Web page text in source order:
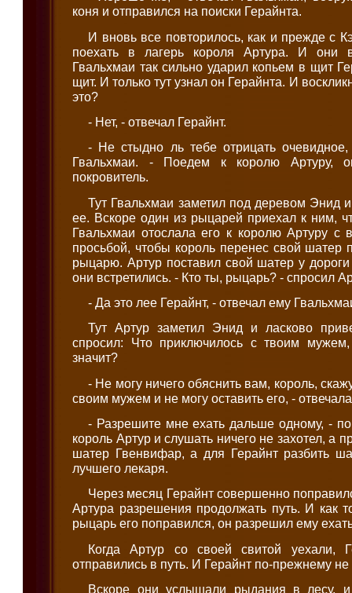
коня и отправился на поиски Герайнта.
И вновь все повторилось, как и прежде с
поехать в лагерь короля Артура. И они
Гвальхмаи так сильно ударил копьем в щит
щит. И только тут узнал он Герайнта. И
это?
- Нет, - отвечал Герайнт.
- Не стыдно ль тебе отрицать
Гвальхмаи. - Поедем к королю Артуру,
покровитель.
Тут Гвальхмаи заметил под деревом Энид
ее. Вскоре один из рыцарей приехал к ним,
Гвальхмаи отослала его к королю Артуру с
просьбой, чтобы король перенес свой шатер
рыцарю. Артур поставил свой шатер у дороги
они встретились. - Кто ты, рыцарь? - спросил
- Да это лее Герайнт, - отвечал ему
Тут Артур заметил Энид и ласково
спросил: Что приключилось с твоим
значит?
- Не могу ничего обяснить вам, король,
своим мужем и не могу оставить его, -
- Разрешите мне ехать дальше одному, -
король Артур и слушать ничего не захотел, а
шатер Гвенвифар, а для Герайнт разбить
лучшего лекаря.
Через месяц Герайнт совершенно
Артура разрешения продолжать путь. И как
рыцарь его поправился, он разрешил ему
Когда Артур со своей свитой уехали,
отправились в путь. И Герайнт по-прежнему
Вскоре они услышали рыдания в лесу,